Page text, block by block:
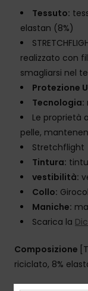
Tessuto:
elastan (8%)
realizzato con
smagliarsi nel
Protezione
Tecnologia:
Le proprietà
pelle,
Stretchflight
Tintura:
vestibilità:
Collo:
Maniche:
Scarica la
Composizione
riciclato, 8%